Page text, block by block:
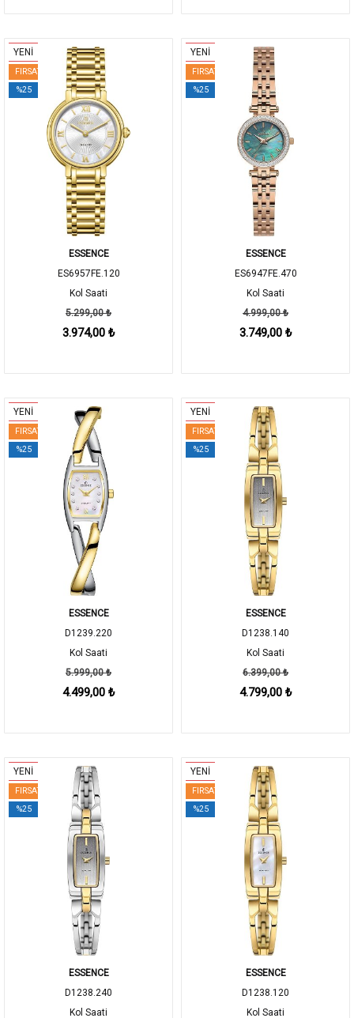
YENİ
FIRSAT
%25
ESSENCE
ES6957FE.120
Kol Saati
5.299,00 ₺
3.974,00 ₺
YENİ
FIRSAT
%25
ESSENCE
ES6947FE.470
Kol Saati
4.999,00 ₺
3.749,00 ₺
YENİ
FIRSAT
%25
ESSENCE
D1239.220
Kol Saati
5.999,00 ₺
4.499,00 ₺
YENİ
FIRSAT
%25
ESSENCE
D1238.140
Kol Saati
6.399,00 ₺
4.799,00 ₺
YENİ
FIRSAT
%25
ESSENCE
D1238.240
Kol Saati
YENİ
FIRSAT
%25
ESSENCE
D1238.120
Kol Saati